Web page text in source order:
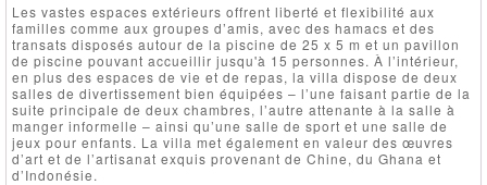
Les vastes espaces extérieurs offrent liberté et flexibilité aux
familles comme aux groupes d’amis, avec des hamacs et des
transats disposés autour de la piscine de 25 x 5 m et un pavillon
de piscine pouvant accueillir jusqu'à 15 personnes. À l’intérieur,
en plus des espaces de vie et de repas, la villa dispose de deux
salles de divertissement bien équipées – l’une faisant partie de la
suite principale de deux chambres, l’autre attenante à la salle à
manger informelle – ainsi qu’une salle de sport et une salle de
jeux pour enfants. La villa met également en valeur des œuvres
d’art et de l’artisanat exquis provenant de Chine, du Ghana et
d’Indonésie.